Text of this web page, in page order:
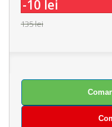
-10 lei
135 lei